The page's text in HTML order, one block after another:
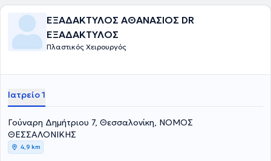
ΕΞΑΔΑΚΤΥΛΟΣ ΑΘΑΝΑΣΙΟΣ DR
ΕΞΑΔΑΚΤΥΛΟΣ
Πλαστικός Χειρουργός
Ιατρείο 1
Γούναρη Δημήτριου 7, Θεσσαλονίκη, ΝΟΜΟΣ
ΘΕΣΣΑΛΟΝΙΚΗΣ
4,9 km